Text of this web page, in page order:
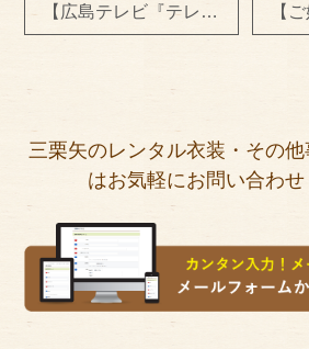
【広島テレビ『テレビ派』テレビdeファンディングの収録】
三栗矢のレンタル衣装・その
はお気軽にお問い合わせ